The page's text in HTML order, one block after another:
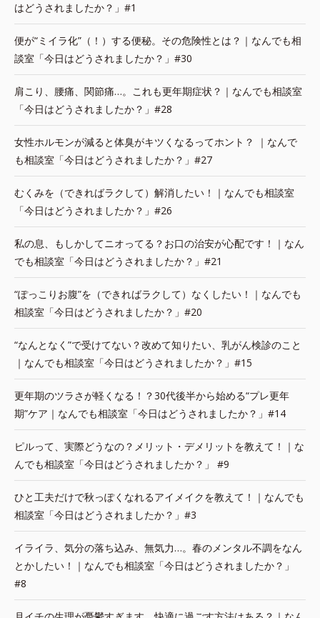
はどうされましたか？」#1
便が“ミイラ化”（！）する便秘。その危険性とは？｜なんでも相
談室「今日はどうされましたか？」#30
肩こり、腰痛、関節痛…。これも更年期症状？｜なんでも相談室
「今日はどうされましたか？」#28
女性ホルモンが減ると体臭がキツくなるってホント？ ｜なんで
も相談室「今日はどうされましたか？」#27
むくみを（できればラクして）解消したい！｜なんでも相談室
「今日はどうされましたか？」#26
私の息、もしかしてニオってる？お口の治安が心配です！｜なん
でも相談室「今日はどうされましたか？」#21
“ぽっこりお腹”を（できればラクして）なくしたい！｜なんでも
相談室「今日はどうされましたか？」#20
“なんとなく”で受けてない？改めて知りたい、乳がん検診のこと
｜なんでも相談室「今日はどうされましたか？」#15
更年期のツラさが軽くなる！？30代後半から始める“プレ更年
期”ケア｜なんでも相談室「今日はどうされましたか？」#14
ピルって、実際どうなの？メリット・デメリットを教えて！｜な
んでも相談室「今日はどうされましたか？」 #9
ひと工夫だけで秋っぽくなれるアイメイクを教えて！｜なんでも
相談室「今日はどうされましたか？」#3
イライラ、気分の落ち込み、無気力…。春のメンタル不調をなん
とかしたい！｜なんでも相談室「今日はどうされましたか？」
#8